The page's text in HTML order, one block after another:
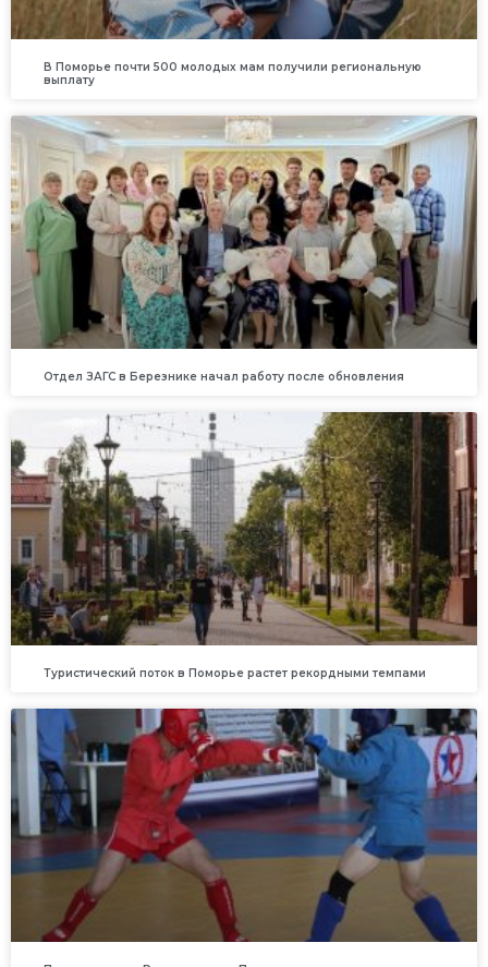
В Поморье почти 500 молодых мам получили региональную
выплату
Отдел ЗАГС в Березнике начал работу после обновления
Туристический поток в Поморье растет рекордными темпами